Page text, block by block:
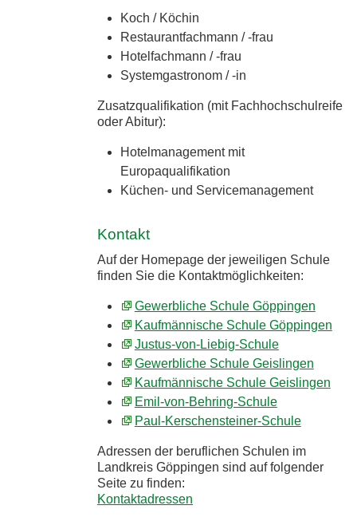
Koch / Köchin
Restaurantfachmann / -frau
Hotelfachmann / -frau
Systemgastronom / -in
Zusatzqualifikation (mit Fachhochschulreife
oder Abitur):
Hotelmanagement mit
Europaqualifikation
Küchen- und Servicemanagement
Kontakt
Auf der Homepage der jeweiligen Schule
finden Sie die Kontaktmöglichkeiten:
Gewerbliche Schule Göppingen
Kaufmännische Schule Göppingen
Justus-von-Liebig-Schule
Gewerbliche Schule Geislingen
Kaufmännische Schule Geislingen
Emil-von-Behring-Schule
Paul-Kerschensteiner-Schule
Adressen der beruflichen Schulen im
Landkreis Göppingen sind auf folgender
Seite zu finden:
Kontaktadressen